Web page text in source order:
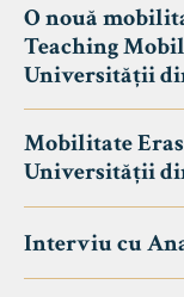
O nouă
Teaching
Universității
Mobilitate
Universității
Interviu cu